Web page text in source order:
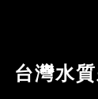
台灣水